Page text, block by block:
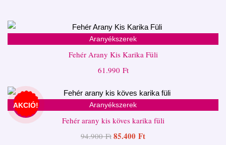
Aranyékszerek
Fehér Arany Kis Karika Füli
61.990 Ft
AKCIÓ! Aranyékszerek
Fehér arany kis köves karika füli
94.900Ft 85.400 Ft